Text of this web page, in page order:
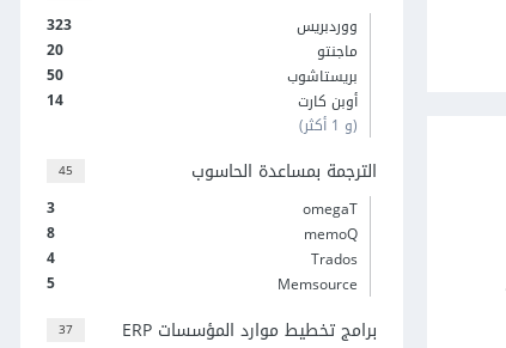
323
ووردبريس
20
ماجنتو
50
بريستاشوب
14
أوبن كارت
(و 1 أكثر)
45 الترجمة بمساعدة الحاسوب
3
omegaT
8
memoQ
4
Trados
5
Memsource
37 برامج تخطيط موارد المؤسسات ERP